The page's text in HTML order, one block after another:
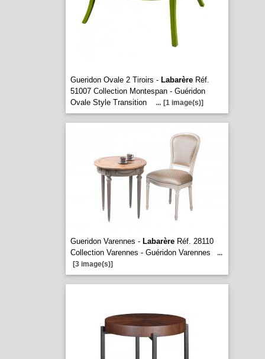
Gueridon Ovale 2 Tiroirs - LabarèreRéf.
51007 Collection Montespan - Guéridon
Ovale Style Transition
... [1 image(s)]
Gueridon Varennes - LabarèreRéf. 28110
Collection Varennes - Guéridon Varennes
...
[3 image(s)]